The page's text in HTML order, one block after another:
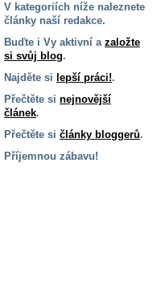
V kategoriích níže naleznete
články naší redakce.
Buďte i Vy aktivní a založte
si svůj blog.
Najděte si lepší práci!.
Přečtěte si nejnovější
článek.
Přečtěte si články bloggerů.
Příjemnou zábavu!